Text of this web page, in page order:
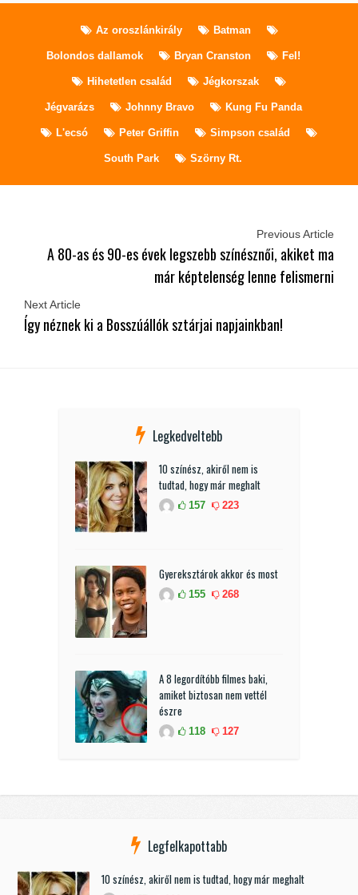
Az oroszlánkirály Batman
Bolondos dallamok Bryan Cranston Fel!
Hihetetlen család Jégkorszak
Jégvarázs Johnny Bravo Kung Fu Panda
L'ecsó Peter Griffin Simpson család
South Park Szörny Rt.
Previous Article
A 80-as és 90-es évek legszebb színésznői, akiket ma
már képtelenség lenne felismerni
Next Article
Így néznek ki a Bosszúállók sztárjai napjainkban!
Legkedveltebb
10 színész, akiről nem is
tudtad, hogy már meghalt
157 223
Gyereksztárok akkor és most
155 268
A 8 legordítóbb filmes baki,
amiket biztosan nem vettél
észre
118 127
Legfelkapottabb
10 színész, akiről nem is tudtad, hogy már meghalt